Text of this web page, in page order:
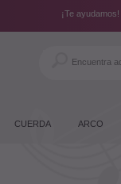
¡Te ayudamos!
CUERDA ARCO